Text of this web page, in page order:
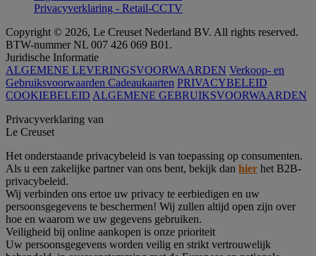
Privacyverklaring - Retail-CCTV
Copyright © 2026, Le Creuset Nederland BV. All rights reserved.
BTW-nummer NL 007 426 069 B01.
Juridische Informatie
ALGEMENE LEVERINGSVOORWAARDEN Verkoop- en
Gebruiksvoorwaarden Cadeaukaarten PRIVACYBELEID
COOKIEBELEID ALGEMENE GEBRUIKSVOORWAARDEN
Privacyverklaring van
Le Creuset
Het onderstaande privacybeleid is van toepassing op consumenten.
Als u een zakelijke partner van ons bent, bekijk dan hier het B2B-
privacybeleid.
Wij verbinden ons ertoe uw privacy te eerbiedigen en uw
persoonsgegevens te beschermen! Wij zullen altijd open zijn over
hoe en waarom we uw gegevens gebruiken.
Veiligheid bij online aankopen is onze prioriteit
Uw persoonsgegevens worden veilig en strikt vertrouwelijk